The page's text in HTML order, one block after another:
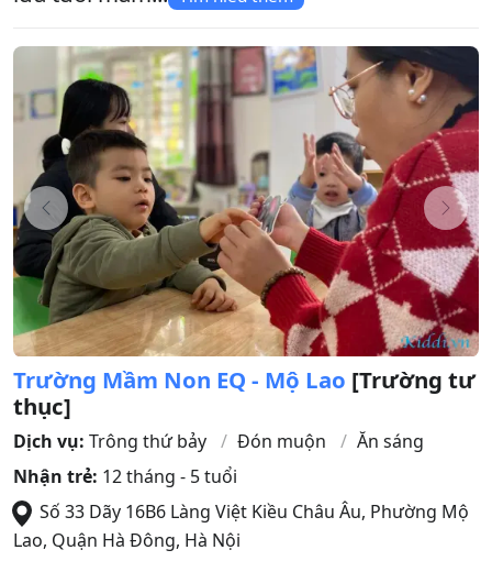
Trường Mầm Non EQ - Mộ Lao [Trường tư
thục]
Dịch vụ: Trông thứ bảy Đón muộn
Ăn sáng
Nhận trẻ: 12 tháng - 5 tuổi
Số 33 Dãy 16B6 Làng Việt Kiều Châu Âu, Phường Mộ
Lao, Quận Hà Đông, Hà Nội